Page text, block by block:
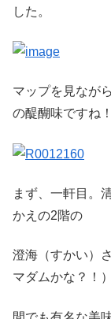
した。
マップを見なが
の醍醐味ですね！
まず、一軒目。
かえの2階の
澄海（すかい）
マダムかな？！